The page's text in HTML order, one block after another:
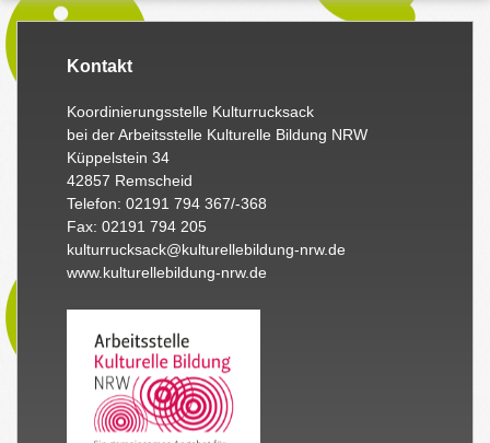
Kontakt
Koordinierungsstelle Kulturrucksack
bei der Arbeitsstelle Kulturelle Bildung NRW
Küppelstein 34
42857 Remscheid
Telefon: 02191 794 367/-368
Fax: 02191 794 205
kulturrucksack@kulturellebildung-nrw.de
www.kulturellebildung-nrw.de